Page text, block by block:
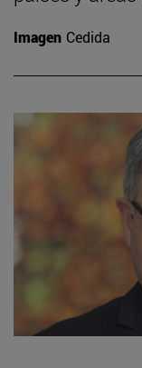
Imagen Cedida